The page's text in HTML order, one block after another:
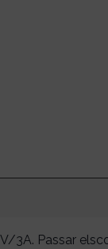
3A. Passar